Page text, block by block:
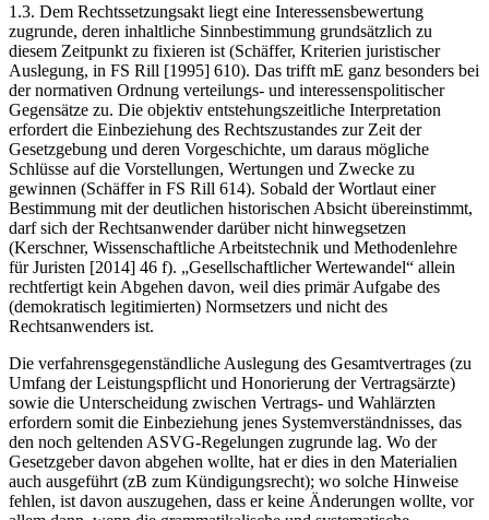
1.3. Dem Rechtssetzungsakt liegt eine Interessensbewertung
zugrunde, deren inhaltliche Sinnbestimmung grundsätzlich zu
diesem Zeitpunkt zu fixieren ist (Schäffer, Kriterien juristischer
Auslegung, in FS Rill [1995] 610). Das trifft mE ganz besonders bei
der normativen Ordnung verteilungs- und interessenspolitischer
Gegensätze zu. Die objektiv entstehungszeitliche Interpretation
erfordert die Einbeziehung des Rechtszustandes zur Zeit der
Gesetzgebung und deren Vorgeschichte, um daraus mögliche
Schlüsse auf die Vorstellungen, Wertungen und Zwecke zu
gewinnen (Schäfferin FS Rill 614). Sobald der Wortlaut einer
Bestimmung mit der deutlichen historischen Absicht übereinstimmt,
darf sich der Rechtsanwender darüber nicht hinwegsetzen
(Kerschner, Wissenschaftliche Arbeitstechnik und Methodenlehre
für Juristen [2014] 46 f). „Gesellschaftlicher Wertewandel“ allein
rechtfertigt kein Abgehen davon, weil dies primär Aufgabe des
(demokratisch legitimierten) Normsetzers und nicht des
Rechtsanwenders ist.
Die verfahrensgegenständliche Auslegung des Gesamtvertrages (zu
Umfang der Leistungspflicht und Honorierung der Vertragsärzte)
sowie die Unterscheidung zwischen Vertrags- und Wahlärzten
erfordern somit die Einbeziehung jenes Systemverständnisses, das
den noch geltenden ASVG-Regelungen zugrunde lag. Wo der
Gesetzgeber davon abgehen wollte, hat er dies in den Materialien
auch ausgeführt (zB zum Kündigungsrecht); wo solche Hinweise
fehlen, ist davon auszugehen, dass er keine Änderungen wollte, vor